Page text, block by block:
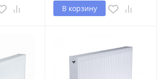
В корзину